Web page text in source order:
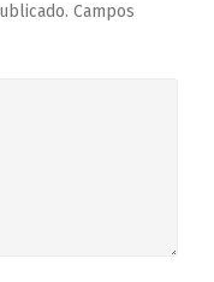
Campos